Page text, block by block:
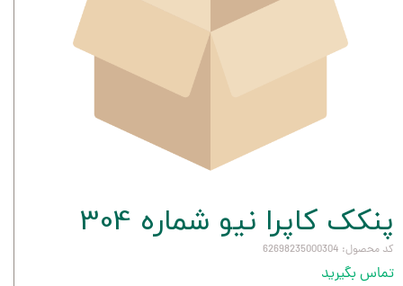
پنکک کاپرا نیو شماره 304
کد محصول: 62698235000304
تماس بگیرید